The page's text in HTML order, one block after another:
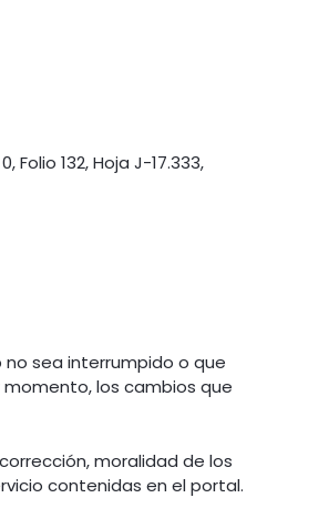
132, Hoja J-17.333,
sea interrumpido o que
los cambios que
moralidad de los
contenidas en el portal.